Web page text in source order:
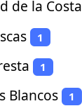
de la Costa
1
1
Blancos 1